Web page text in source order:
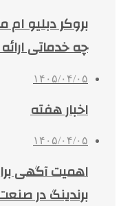
چه خدماتی
۱۴۰۵/۰۴/۰۵
اخبار هفته
۱۴۰۵/۰۴/۰۵
اهمیت آگهی
برندینگ در